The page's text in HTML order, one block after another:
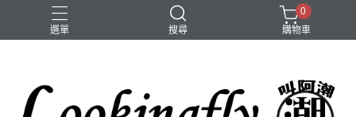
選單 搜尋
大頭圍 手鍊 項鍊
0
購物車